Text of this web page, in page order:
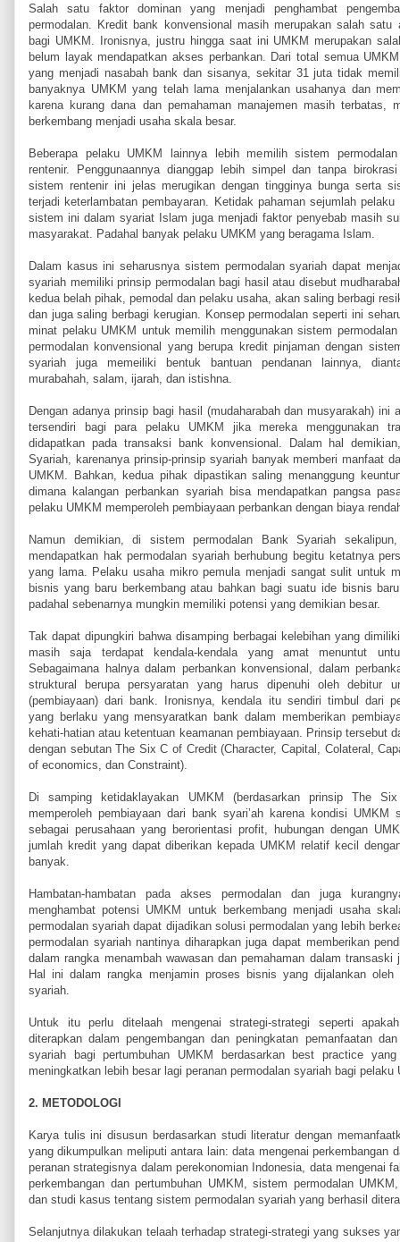
Salah satu faktor dominan yang menjadi penghambat
permodalan. Kredit bank konvensional masih merupakan salah satu
bagi UMKM. Ironisnya, justru hingga saat ini UMKM merupakan
belum layak mendapatkan akses perbankan. Dari total semua
yang menjadi nasabah bank dan sisanya, sekitar 31 juta tidak
banyaknya UMKM yang telah lama menjalankan usahanya dan
karena kurang dana dan pemahaman manajemen masih terbatas,
berkembang menjadi usaha skala besar.
Beberapa pelaku UMKM lainnya lebih memilih sistem
rentenir. Penggunaannya dianggap lebih simpel dan tanpa
sistem rentenir ini jelas merugikan dengan tingginya bunga serta
terjadi keterlambatan pembayaran. Ketidak pahaman sejumlah
sistem ini dalam syariat Islam juga menjadi faktor penyebab masih
masyarakat. Padahal banyak pelaku UMKM yang beragama Islam.
Dalam kasus ini seharusnya sistem permodalan syariah dapat
syariah memiliki prinsip permodalan bagi hasil atau disebut
kedua belah pihak, pemodal dan pelaku usaha, akan saling berbagi
dan juga saling berbagi kerugian. Konsep permodalan seperti ini
minat pelaku UMKM untuk memilih menggunakan sistem
permodalan konvensional yang berupa kredit pinjaman dengan
syariah juga memeiliki bentuk bantuan pendanan lainnya,
murabahah, salam, ijarah, dan istishna.
Dengan adanya prinsip bagi hasil (mudaharabah dan musyarakah) ini
tersendiri bagi para pelaku UMKM jika mereka menggunakan
didapatkan pada transaksi bank konvensional. Dalam hal
Syariah, karenanya prinsip-prinsip syariah banyak memberi manfaat
UMKM. Bahkan, kedua pihak dipastikan saling menanggung
dimana kalangan perbankan syariah bisa mendapatkan pangsa
pelaku UMKM memperoleh pembiayaan perbankan dengan biaya
Namun demikian, di sistem permodalan Bank Syariah
mendapatkan hak permodalan syariah berhubung begitu ketatnya
yang lama. Pelaku usaha mikro pemula menjadi sangat sulit untuk
bisnis yang baru berkembang atau bahkan bagi suatu ide bisnis
padahal sebenarnya mungkin memiliki potensi yang demikian besar.
Tak dapat dipungkiri bahwa disamping berbagai kelebihan yang
masih saja terdapat kendala-kendala yang amat menuntut
Sebagaimana halnya dalam perbankan konvensional, dalam
struktural berupa persyaratan yang harus dipenuhi oleh debitur
(pembiayaan) dari bank. Ironisnya, kendala itu sendiri timbul dari
yang berlaku yang mensyaratkan bank dalam memberikan
kehati-hatian atau ketentuan keamanan pembiayaan. Prinsip tersebut
dengan sebutan The Six C of Credit (Character, Capital, Colateral,
of economics, dan Constraint).
Di samping ketidaklayakan UMKM (berdasarkan prinsip The
memperoleh pembiayaan dari bank syari’ah karena kondisi UMKM
sebagai perusahaan yang berorientasi profit, hubungan dengan
jumlah kredit yang dapat diberikan kepada UMKM relatif kecil
banyak.
Hambatan-hambatan pada akses permodalan dan juga
menghambat potensi UMKM untuk berkembang menjadi usaha
permodalan syariah dapat dijadikan solusi permodalan yang lebih
permodalan syariah nantinya diharapkan juga dapat memberikan
dalam rangka menambah wawasan dan pemahaman dalam
Hal ini dalam rangka menjamin proses bisnis yang dijalankan
syariah.
Untuk itu perlu ditelaah mengenai strategi-strategi seperti
diterapkan dalam pengembangan dan peningkatan pemanfaatan
syariah bagi pertumbuhan UMKM berdasarkan best practice
meningkatkan lebih besar lagi peranan permodalan syariah bagi pelaku
2. METODOLOGI
Karya tulis ini disusun berdasarkan studi literatur dengan
yang dikumpulkan meliputi antara lain: data mengenai perkembangan
peranan strategisnya dalam perekonomian Indonesia, data mengenai
perkembangan dan pertumbuhan UMKM, sistem permodalan
dan studi kasus tentang sistem permodalan syariah yang berhasil
Selanjutnya dilakukan telaah terhadap strategi-strategi yang sukses